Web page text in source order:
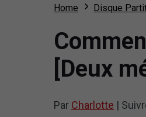
Home Disque
[Deux
Par Charlotte |